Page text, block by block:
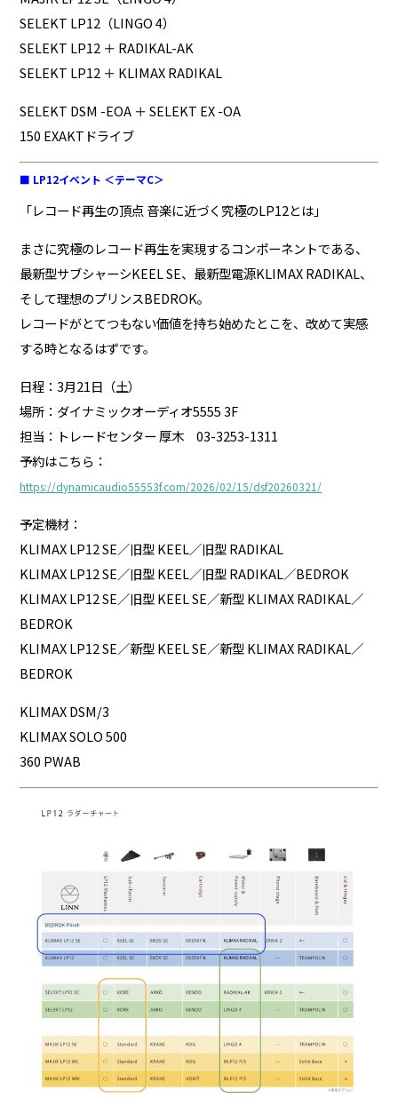
SELEKT LP12（LINGO 4）
SELEKT LP12 ＋ RADIKAL-AK
SELEKT LP12 ＋ KLIMAX RADIKAL
SELEKT DSM -EOA ＋ SELEKT EX -OA
150 EXAKTドライブ
■ LP12イベント ＜テーマC＞
「レコード再生の頂点 音楽に近づく究極のLP12とは」
まさに究極のレコード再生を実現するコンポーネントである、
最新型サブシャーシKEEL SE、最新型電源KLIMAX RADIKAL、
そして理想のプリンスBEDROK。
レコードがとてつもない価値を持ち始めたとこを、改めて実感
する時となるはずです。
日程：3月21日（土）
場所：ダイナミックオーディオ5555 3F
担当：トレードセンター 厚木 03-3253-1311
予約はこちら：
https://dynamicaudio55553f.com/2026/02/15/dsf20260321/
予定機材：
KLIMAX LP12 SE／旧型 KEEL／旧型 RADIKAL
KLIMAX LP12 SE／旧型 KEEL／旧型 RADIKAL／BEDROK
KLIMAX LP12 SE／旧型 KEEL SE／新型 KLIMAX RADIKAL／
BEDROK
KLIMAX LP12 SE／新型 KEEL SE／新型 KLIMAX RADIKAL／
BEDROK
KLIMAX DSM/3
KLIMAX SOLO 500
360 PWAB